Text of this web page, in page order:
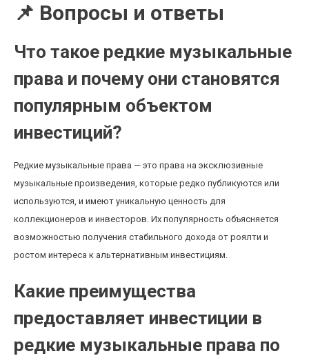
📌 Вопросы и ответы
Что такое редкие музыкальные
права и почему они становятся
популярным объектом
инвестиций?
Редкие музыкальные права — это права на эксклюзивные
музыкальные произведения, которые редко публикуются или
используются, и имеют уникальную ценность для
коллекционеров и инвесторов. Их популярность объясняется
возможностью получения стабильного дохода от роялти и
ростом интереса к альтернативным инвестициям.
Какие преимущества
предоставляет инвестиции в
редкие музыкальные права по